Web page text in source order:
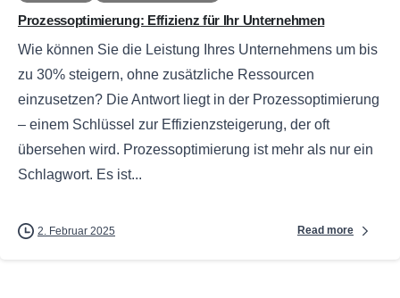
Prozessoptimierung: Effizienz für Ihr Unternehmen
Wie können Sie die Leistung Ihres Unternehmens um bis
zu 30% steigern, ohne zusätzliche Ressourcen
einzusetzen? Die Antwort liegt in der Prozessoptimierung
– einem Schlüssel zur Effizienzsteigerung, der oft
übersehen wird. Prozessoptimierung ist mehr als nur ein
Schlagwort. Es ist...
2. Februar 2025 Read more